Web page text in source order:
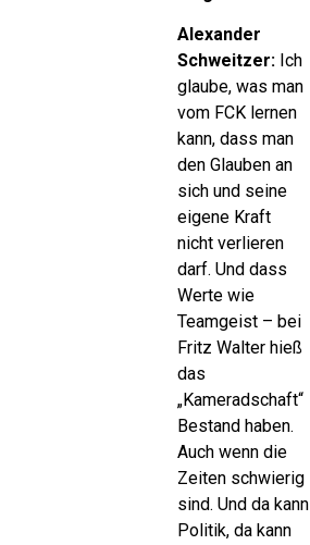
Alexander
Schweitzer:Ich
glaube, was man
vom FCK lernen
kann, dass man
den Glauben an
sich und seine
eigene Kraft
nicht verlieren
darf. Und dass
Werte wie
Teamgeist – bei
Fritz Walter hieß
das
„Kameradschaft“
Bestand haben.
Auch wenn die
Zeiten schwierig
sind. Und da kann
Politik, da kann